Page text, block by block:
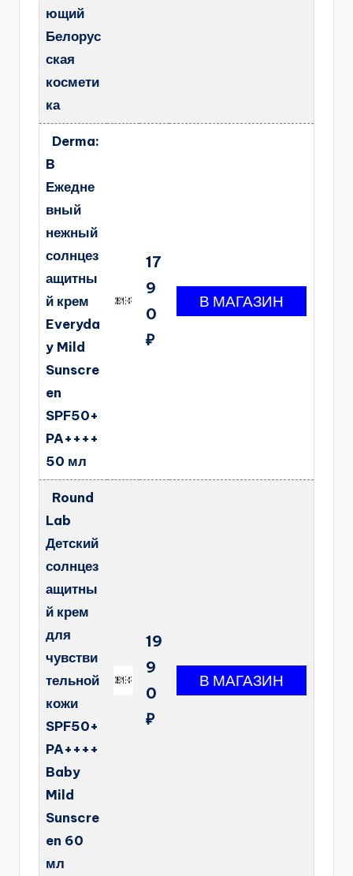
ющий
Белорус
ская
космети
ка
Derma:
B
Ежедне
вный
нежный
солнцез
ащитны
й крем
Everyda
y Mild
Sunscre
en
SPF50+
PA++++
50 мл
17
9
0
₽
Round
Lab
Детский
солнцез
ащитны
й крем
для
чувстви
тельной
кожи
SPF50+
PA++++
Baby
Mild
Sunscre
en 60
мл
19
9
0
₽